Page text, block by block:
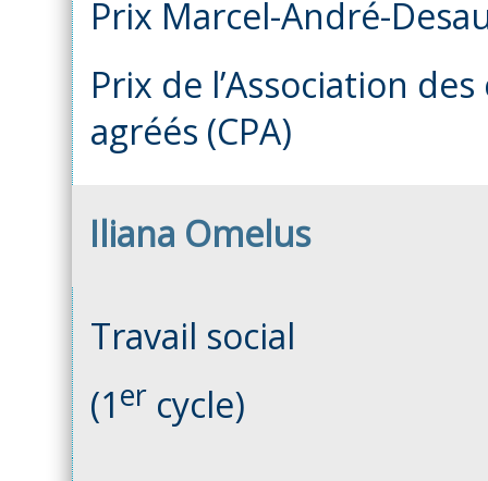
Prix Marcel-André-
Prix de l’Association
agréés (CPA)
Iliana Omelus
Travail social
(1er cycle)